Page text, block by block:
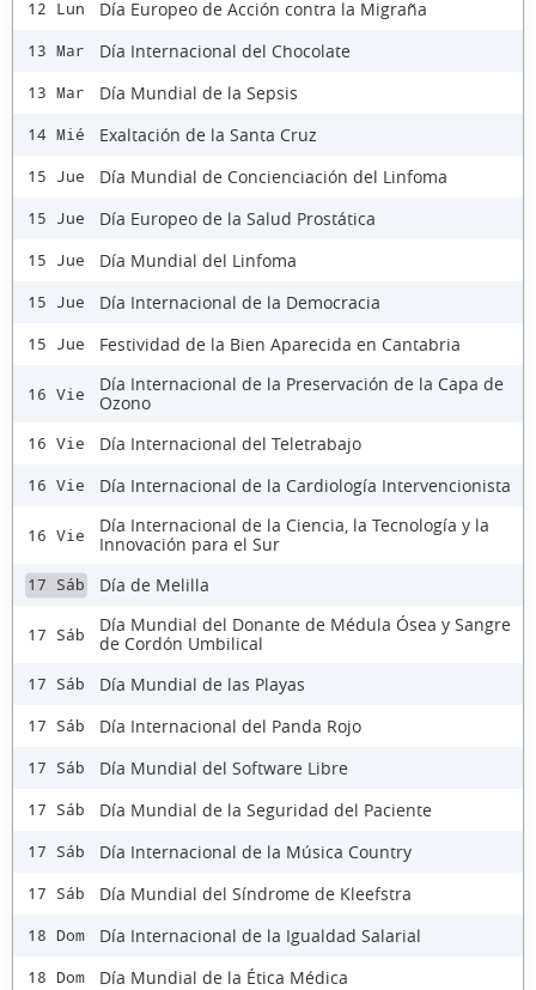
12 Lun Día Europeo de Acción contra la Migraña
13 Mar Día Internacional del Chocolate
13 Mar Día Mundial de la Sepsis
14 Mié Exaltación de la Santa Cruz
15 Jue Día Mundial de Concienciación del Linfoma
15 Jue Día Europeo de la Salud Prostática
15 Jue Día Mundial del Linfoma
15 Jue Día Internacional de la Democracia
15 Jue Festividad de la Bien Aparecida en Cantabria
16 Vie
Día Internacional de la Preservación de la Capa de
Ozono
16 Vie Día Internacional del Teletrabajo
16 Vie Día Internacional de la Cardiología Intervencionista
16 Vie
Día Internacional de la Ciencia, la Tecnología y la
Innovación para el Sur
17 Sáb Día de Melilla
17 Sáb
Día Mundial del Donante de Médula Ósea y Sangre
de Cordón Umbilical
17 Sáb Día Mundial de las Playas
17 Sáb Día Internacional del Panda Rojo
17 Sáb Día Mundial del Software Libre
17 Sáb Día Mundial de la Seguridad del Paciente
17 Sáb Día Internacional de la Música Country
17 Sáb Día Mundial del Síndrome de Kleefstra
18 Dom Día Internacional de la Igualdad Salarial
18 Dom Día Mundial de la Ética Médica